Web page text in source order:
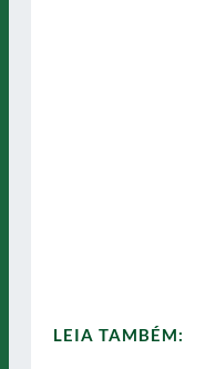
LEIA TAMBÉM: